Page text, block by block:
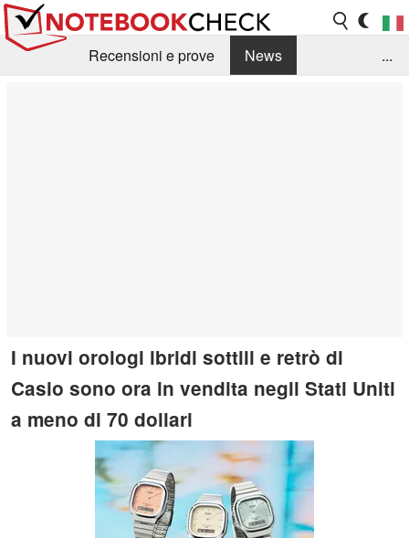
Recensioni e prove
News
...
I nuovi orologi ibridi sottili e retrò di
Casio sono ora in vendita negli Stati Uniti
a meno di 70 dollari